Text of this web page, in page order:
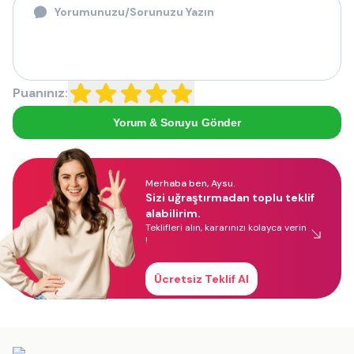
Puanınız:
Yorum & Soruyu Gönder
Merhaba ben, Aysu.
Sizi uğraştırmadan toplu teklif
alabilirim.
Teklifleri alın, kararınızı kolayca verin
!
Ücretsiz Teklif Al